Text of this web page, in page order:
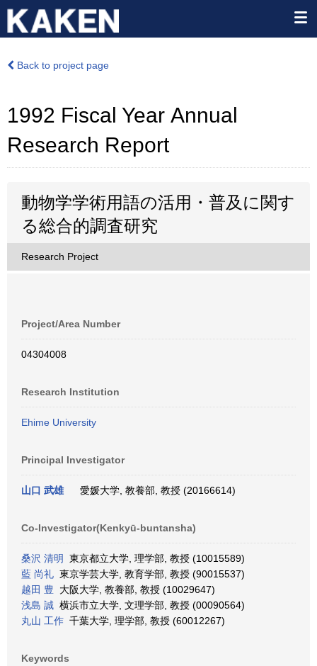
Back to project page
1992 Fiscal Year Annual
Research Report
動物学学術用語の活用・普及に関す
る総合的調査研究
Research Project
Project/Area Number
04304008
Research Institution
Ehime University
Principal Investigator
山口 武雄 愛媛大学, 教養部, 教授 (20166614)
Co-Investigator(Kenkyū-buntansha)
桑沢 清明
東京都立大学, 理学部, 教授 (10015589)
藍 尚礼 東京学芸大学, 教育学部, 教授 (90015537)
越田 豊 大阪大学, 教養部, 教授 (10029647)
浅島 誠 横浜市立大学, 文理学部, 教授 (00090564)
丸山 工作 千葉大学, 理学部, 教授 (60012267)
Keywords